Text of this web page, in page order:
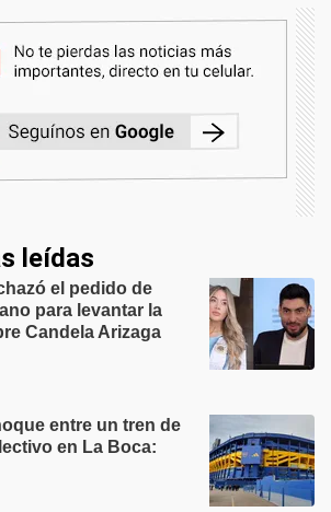
leídas
el pedido de
para levantar la
Candela Arizaga
entre un tren de
en La Boca: